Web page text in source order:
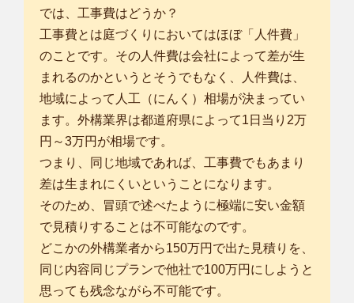
では、工事費はどうか？
工事費とは庭づくりにおいてはほぼ「人件費」
のことです。その人件費は会社によって差が生
まれるのかというとそうでもなく、人件費は、
地域によって人工（にんく）相場が決まってい
ます。外構業界は都道府県によって1日当り2万
円～3万円が相場です。
つまり、同じ地域であれば、工事費でもあまり
差は生まれにくいということになります。
そのため、冒頭で述べたように極端に安い金額
で見積りすることは不可能なのです。
どこかの外構業者から150万円で出た見積りを、
同じ内容同じプランで他社で100万円にしようと
思っても残念ながら不可能です。